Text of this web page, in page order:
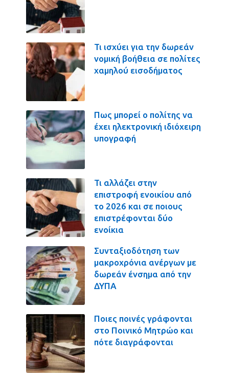
Τι ισχύει για την δωρεάν
νομική βοήθεια σε πολίτες
χαμηλού εισοδήματος
Πως μπορεί ο πολίτης να
έχει ηλεκτρονική ιδιόχειρη
υπογραφή
Τι αλλάζει στην
επιστροφή ενοικίου από
το 2026 και σε ποιους
επιστρέφονται δύο
ενοίκια
Συνταξιοδότηση των
μακροχρόνια ανέργων με
δωρεάν ένσημα από την
ΔΥΠΑ
Ποιες ποινές γράφονται
στο Ποινικό Μητρώο και
πότε διαγράφονται